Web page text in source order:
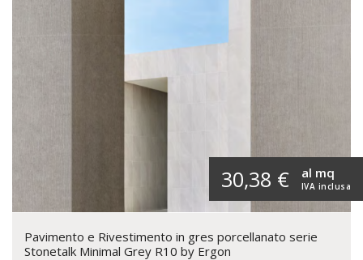
30,38 € IVA inclusa
al mq
Pavimento e Rivestimento in gres porcellanato serie
Stonetalk Minimal Grey R10 by Ergon